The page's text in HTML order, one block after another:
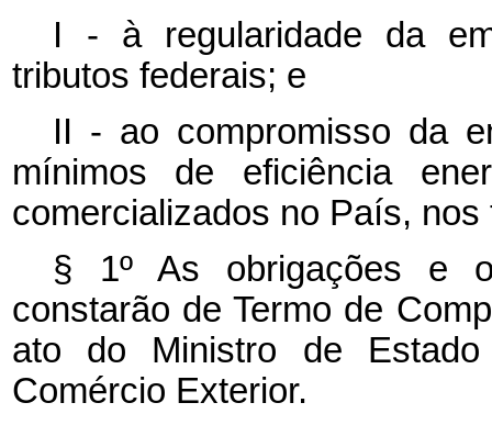
I - à regularidade da
tributos federais; e
II - ao compromisso da
mínimos de eficiência
comercializados no País,
§ 1º As obrigações e
constarão de Termo de
ato do Ministro de Estado
Comércio Exterior.